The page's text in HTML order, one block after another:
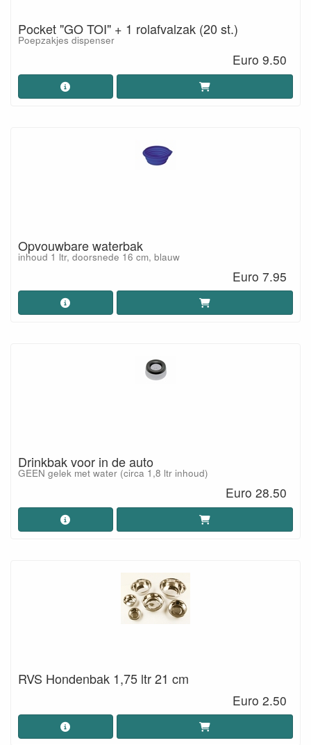
Pocket "GO TOI" + 1 rolafvalzak (20 st.)
Poepzakjes dispenser
Euro 9.50
Opvouwbare waterbak
inhoud 1 ltr, doorsnede 16 cm, blauw
Euro 7.95
Drinkbak voor in de auto
GEEN gelek met water (circa 1,8 ltr inhoud)
Euro 28.50
RVS Hondenbak 1,75 ltr 21 cm
Euro 2.50